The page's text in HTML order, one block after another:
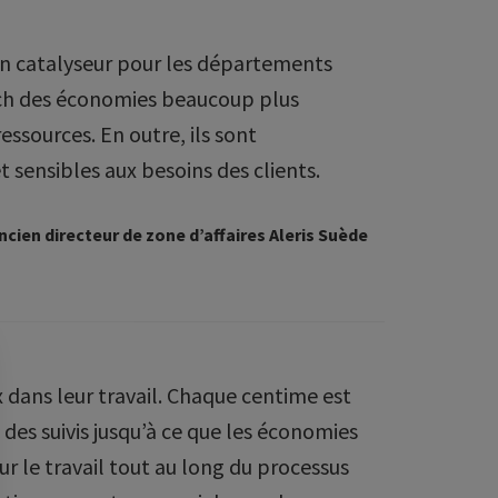
catalyseur pour les départements
des économies beaucoup plus
En outre, ils sont
aux besoins des clients.
directeur de zone d’affaires Aleris Suède
leur travail. Chaque centime est
suivis jusqu’à ce que les économies
le travail tout au long du processus